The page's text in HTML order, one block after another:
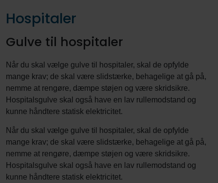
Hospitaler
Gulve til hospitaler
Når du skal vælge gulve til hospitaler, skal de opfylde
mange krav; de skal være slidstærke, behagelige at gå på,
nemme at rengøre, dæmpe støjen og være skridsikre.
Hospitalsgulve skal også have en lav rullemodstand og
kunne håndtere statisk elektricitet.
Når du skal vælge gulve til hospitaler, skal de opfylde
mange krav; de skal være slidstærke, behagelige at gå på,
nemme at rengøre, dæmpe støjen og være skridsikre.
Hospitalsgulve skal også have en lav rullemodstand og
kunne håndtere statisk elektricitet.